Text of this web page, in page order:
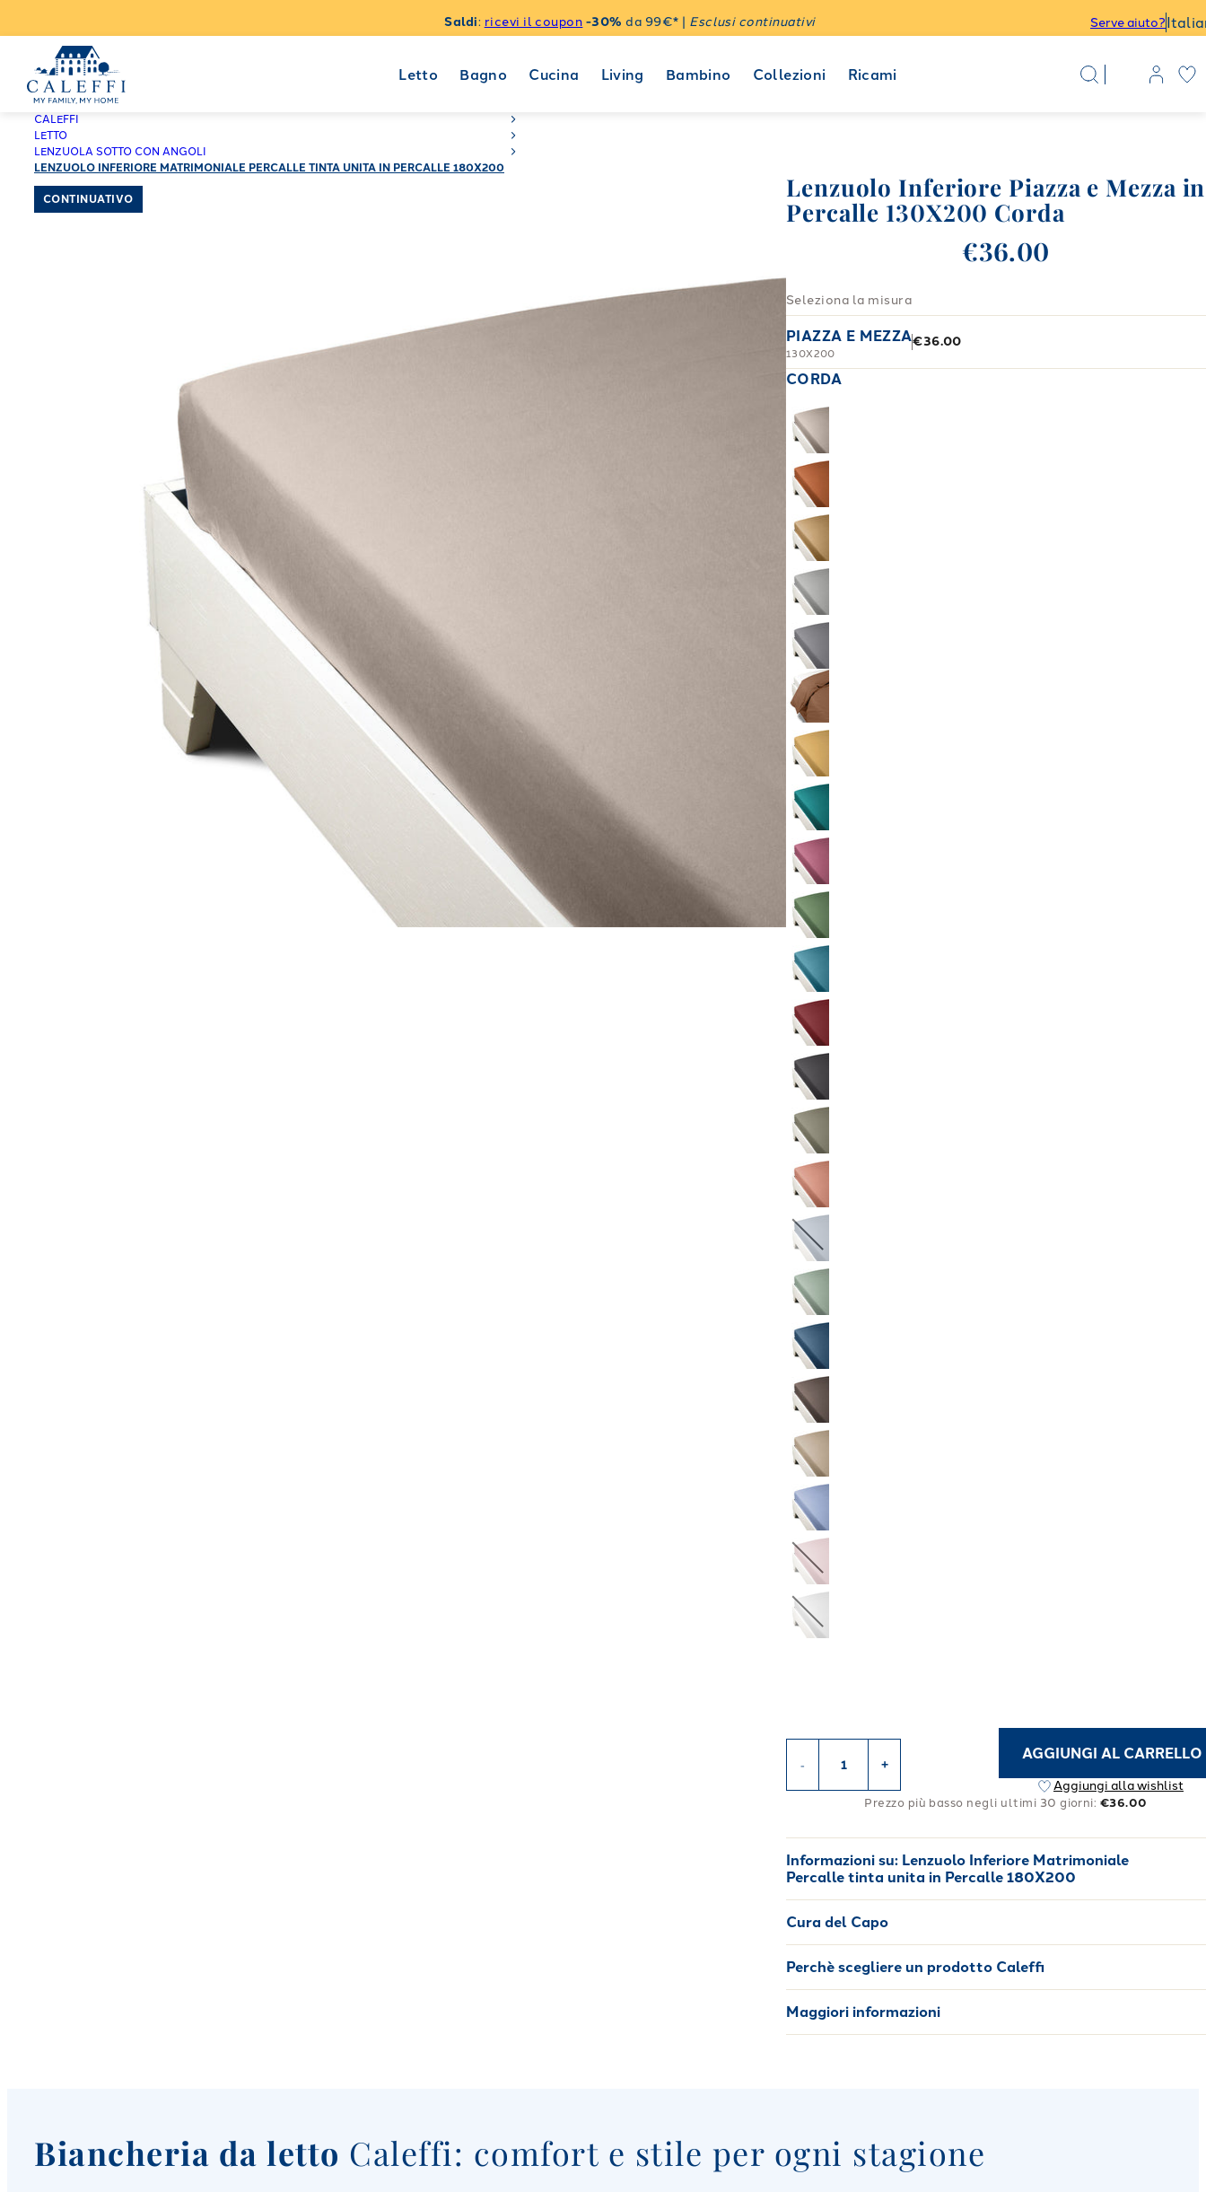
Saldi: ricevi il coupon -30% da 99€* | Esclusi continuativi Serve aiuto?
Letto Bagno Cucina Living Bambino Collezioni Ricami
CALEFFI
LETTO
LENZUOLA SOTTO CON ANGOLI
LENZUOLO INFERIORE MATRIMONIALE PERCALLE TINTA UNITA IN PERCALLE 180X200
CONTINUATIVO
Lenzuolo Inferiore Piazza e Mezza in
Percalle 130X200 Corda
€36.00
Seleziona la misura
PIAZZA E MEZZA
130X200
€36.00
CORDA
- +
AGGIUNGI AL CARRELLO
Aggiungi alla wishlist
Prezzo più basso negli ultimi 30 giorni: €36.00
Informazioni su: Lenzuolo Inferiore Matrimoniale
Percalle tinta unita in Percalle 180X200
Cura del Capo
Perchè scegliere un prodotto Caleffi
Maggiori informazioni
Biancheria da letto Caleffi: comfort e stile per ogni stagione